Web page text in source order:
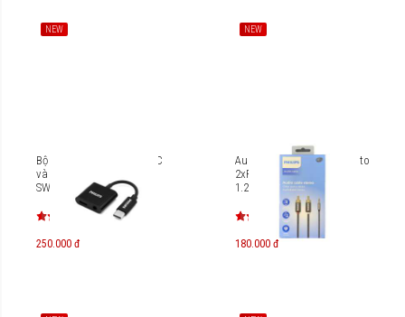
NEW
Bộ chuyển Type-C to USB-C
và 3.5 Audio Philips
SWA3021
250.000 đ
NEW
Audio cable 3.5mm stereo to
2xRCA Philips SWA4141
1.2m
180.000 đ